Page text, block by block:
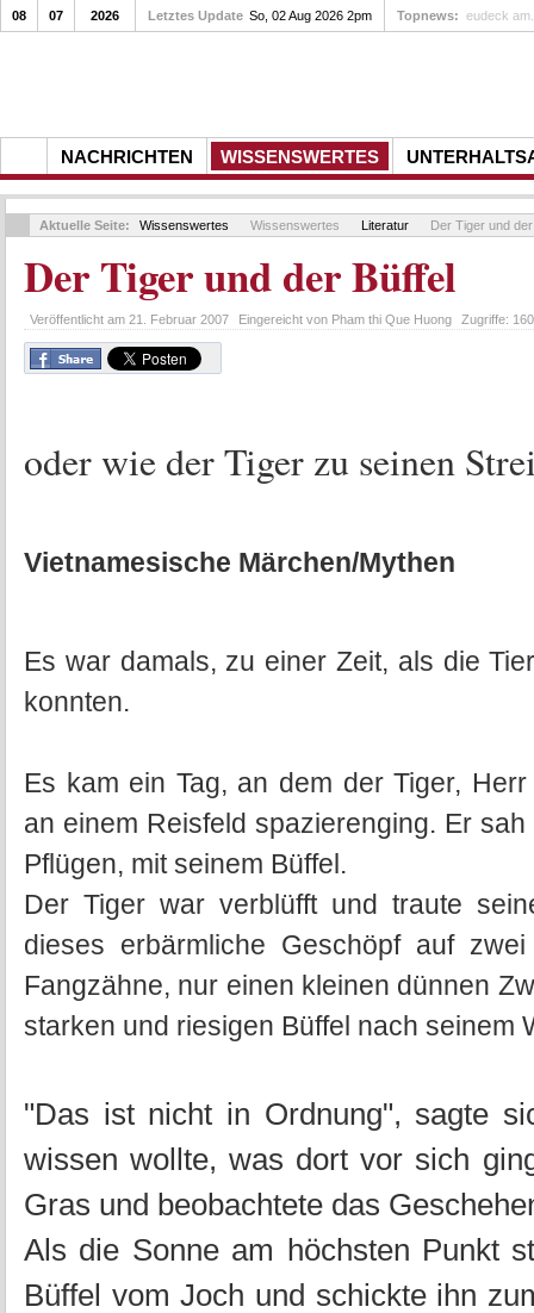
NACHRICHTEN WISSENSWERTES
08 07 2026 Letztes Update So, 02 Aug 2026 2pm Topnews:
Aktuelle Seite: Wissenswertes Wissenswertes Literatur Der Tiger und
Der Tiger und der Büffel
Veröffentlicht am 21. Februar 2007 Eingereicht von Pham thi Que Huong Zugriffe:
oder wie der Tiger zu seinen
Vietnamesische Märchen/Mythen
Es war damals, zu einer Zeit, als die
konnten.
Es kam ein Tag, an dem der Tiger,
an einem Reisfeld spazierenging. Er
Pflügen, mit seinem Büffel.
Der Tiger war verblüfft und traute
dieses erbärmliche Geschöpf auf
Fangzähne, nur einen kleinen dünnen
starken und riesigen Büffel nach seinem
"Das ist nicht in Ordnung", sagte
wissen wollte, was dort vor sich
Gras und beobachtete das
Als die Sonne am höchsten Punkt
Büffel vom Joch und schickte ihn